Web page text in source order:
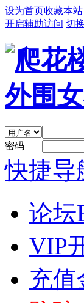
设为首页收藏本站
开启辅助访问 切
密码
快捷导
论坛
VIP
充值